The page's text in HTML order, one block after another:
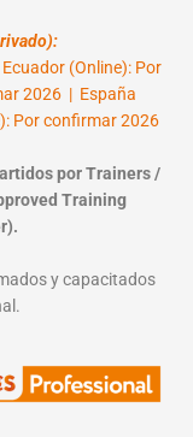
Ecuador (Online): Por
2026 | España
Por confirmar 2026
por Trainers /
Training
y capacitados